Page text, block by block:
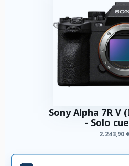
Sony Alpha 7R V
- Solo
2.243,90 €